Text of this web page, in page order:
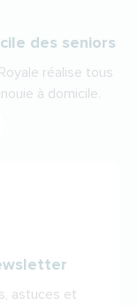
des seniors
réalise tous
à domicile.
astuces et